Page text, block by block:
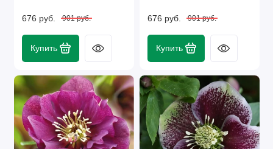
676 руб. 901 руб.
Купить
676 руб. 901 руб.
Купить